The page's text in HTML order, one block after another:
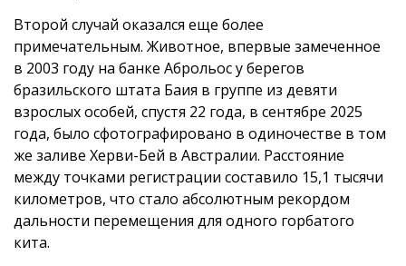
Второй случай оказался еще более
примечательным. Животное, впервые замеченное
в 2003 году на банке Аброльос у берегов
бразильского штата Баия в группе из девяти
взрослых особей, спустя 22 года, в сентябре 2025
года, было сфотографировано в одиночестве в том
же заливе Херви-Бей в Австралии. Расстояние
между точками регистрации составило 15,1 тысячи
километров, что стало абсолютным рекордом
дальности перемещения для одного горбатого
кита.